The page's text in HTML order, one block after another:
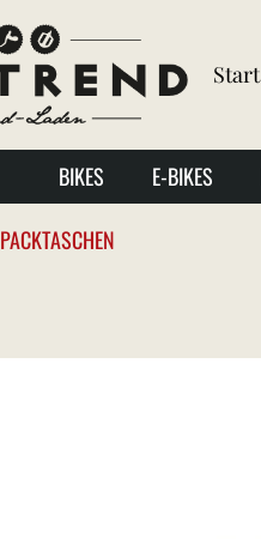
Start
BIKES E-BIKES
PACKTASCHEN